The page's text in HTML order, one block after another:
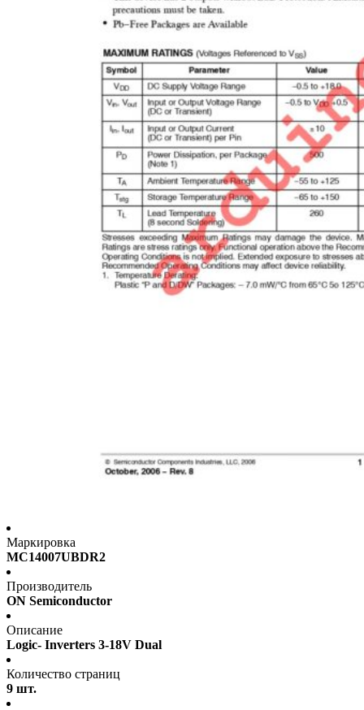
Маркировка
MC14007UBDR2
Производитель
ON Semiconductor
Описание
Logic- Inverters 3-18V Dual
Количество страниц
9 шт.